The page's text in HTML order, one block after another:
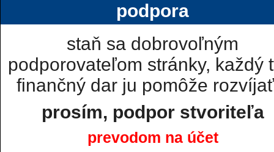
podpora
staň sa dobrovoľným
podporovateľom stránky, každý
finančný dar ju pomôže
prosím, podpor stvoriteľa
prevodom na účet